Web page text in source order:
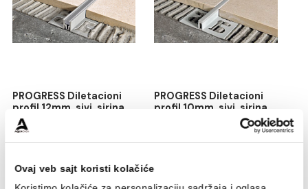
Ušteda :866,10 RSD
2.887,00 RSD / kom
2.020,90 RSD / kom
Ušteda :117,45 RSD
783,00 RSD / kom
665,55 RSD / kom